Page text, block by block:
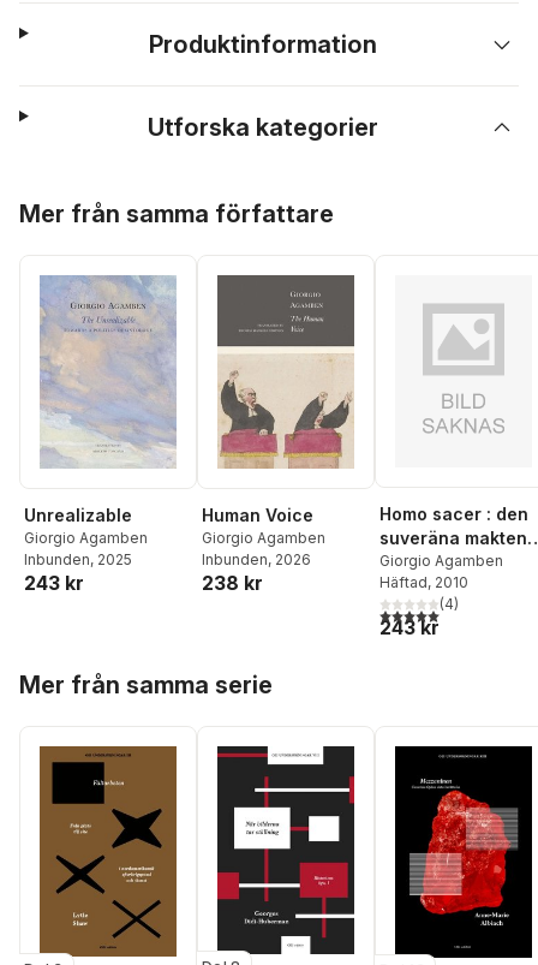
Produktinformation
Utforska kategorier
Mer från samma författare
Unrealizable
Giorgio Agamben
Inbunden, 2025
243 kr
Human Voice
Giorgio Agamben
Inbunden, 2026
238 kr
Homo sacer : den
suveräna makten
och det nakna
Giorgio Agamben
Häftad, 2010
5,0utav 5 stjärnor.
(4)
243 kr
Mer från samma serie